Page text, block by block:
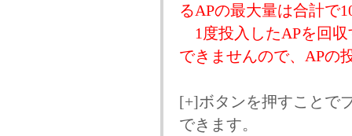
るAPの最大量は合計で
1度投入したAPを回収
できませんので、APの
[+]ボタンを押すことで
できます。